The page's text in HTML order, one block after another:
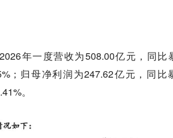
年一度营收为508.00亿元，同比
；归母净利润为247.62亿元，同比
。